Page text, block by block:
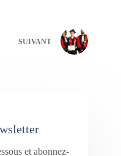
SUIVANT
et abonnez-